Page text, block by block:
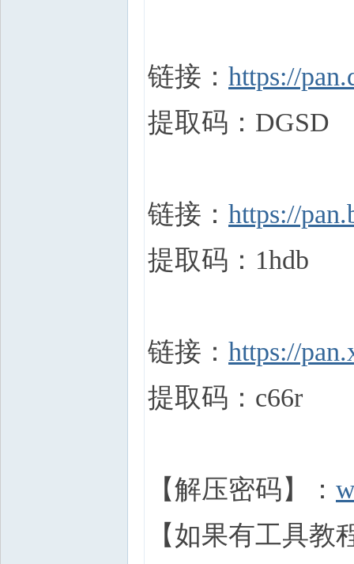
链接： https://
提取码：DGSD
链接： https://
提取码：1hdb
链接： https://
提取码：c66r
【解压密码】：
【如果有工具教